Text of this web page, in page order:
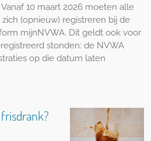
10 maart 2026 moeten alle
(opnieuw) registreren bij de
mijnNVWA. Dit geldt ook voor
stonden: de NVWA
op die datum laten